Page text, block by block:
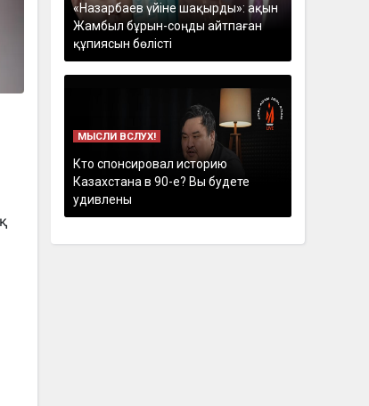
«Назарбаев үйіне шақырды»: ақын
Жамбыл бұрын-соңды айтпаған
құпиясын бөлісті
МЫСЛИ ВСЛУХ!
Кто спонсировал историю
Казахстана в 90-е? Вы будете
удивлены